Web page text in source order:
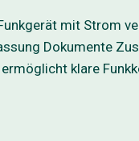
mit Strom
Dokumente
klare